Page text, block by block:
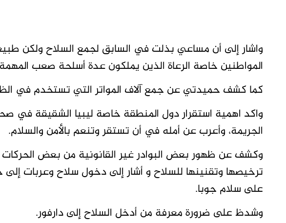
واشار إلى أن مساعي بذلت في السابق لجمع السلاح ولكن
المواطنين خاصة الرعاة الذين يملكون عدة أسلحة صعب
كما كشف حميدتي عن جمع آلاف المواتر التي تستخدم في
واكد اهمية استقرار دول المنطقة خاصة ليبيا الشقيقة في
الجريمة، وأعرب عن أمله في أن تستقر وتنعم بالأمن والسلام.
وكشف عن ظهور بعض البوادر غير القانونية من بعض
ترخيصها وتقنينها للسلاح و أشار إلى دخول سلاح وعربات
على سلام جوبا.
وشدظ على ضرورة معرفة من أدخل السلاح إلى دارفور.